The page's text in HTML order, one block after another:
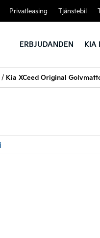
Privatleasing Tjänstebil
ERBJUDANDEN KIA
/ Kia XCeed Original